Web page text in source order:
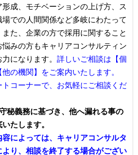
成、モチベーションの上げ方、ス
での人間関係など多岐にわたって
た、企業の方で採用に関すること
みの方もキャリアコンサルティン
になります。 詳しいご相談は【個
の機関】をご案内いたします。
トコーナーで、お気軽にご相談くだ
秘義務に基づき、他へ漏れる事の
たします。
によっては、キャリアコンサルタ
より、相談を終了する場合がござい